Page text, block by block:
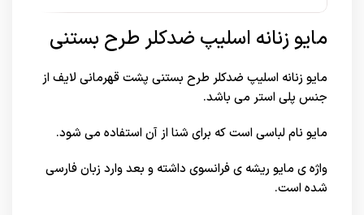
مايو زنانه اسليپ ضدکلر طرح بستنی
مايو زنانه اسليپ ضدکلر طرح بستنی پشت قهرمانی لایف از
جنس پلی استر می باشد.
مایو نام لباسی است که برای شنا از آن استفاده می شود.
واژه ی مایو ریشه ی فرانسوی داشته و بعد وارد زبان فارسی
شده است.